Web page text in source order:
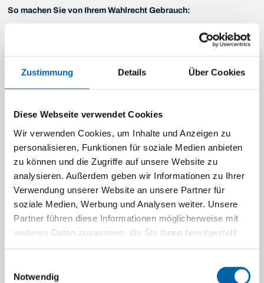
Zustimmung Details Über Cookies
Diese Webseite verwendet Cookies
Wir verwenden Cookies, um Inhalte und Anzeigen zu
personalisieren, Funktionen für soziale Medien anbieten
zu können und die Zugriffe auf unsere Website zu
analysieren. Außerdem geben wir Informationen zu Ihrer
Verwendung unserer Website an unsere Partner für
soziale Medien, Werbung und Analysen weiter. Unsere
Partner führen diese Informationen möglicherweise mit
weiteren Daten zusammen, die Sie ihnen bereitgestellt
Notwendig
So machen Sie von Ihrem Wahlrecht Gebrauch:
Geben Sie Ihre Wunschklinik bereits im Rehabilitationsantrag
Ergänzung zum Antrag einreichen